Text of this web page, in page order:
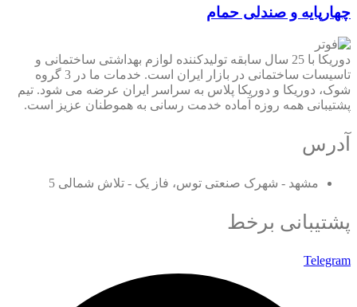
چهارپایه و صندلی حمام
دوریکا با 25 سال سابقه تولیدکننده لوازم بهداشتی ساختمانی و
تاسیسات ساختمانی در بازار ایران است. خدمات ما در 3 گروه
شوک، دوریکا و دوریکا پلاس به سراسر ایران عرضه می شود. تیم
پشتیبانی همه روزه آماده خدمت رسانی به هموطنان عزیز است.
آدرس
مشهد - شهرک صنعتی توس، فاز یک - تلاش شمالی 5
پشتیبانی برخط
Telegram